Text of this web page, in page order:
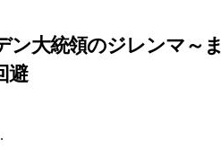
ン大統領のジレンマ～
避